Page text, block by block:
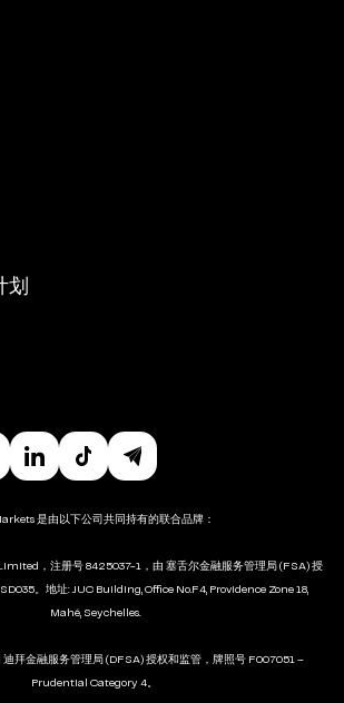
划
是由以下公司共同持有的联合品牌：
，注册号 8425037-1，由 塞舌尔金融服务管理局 (FSA) 授
。地址: JUC Building, Office No.F4, Providence Zone 18,
Mahé, Seychelles.
拜金融服务管理局 (DFSA) 授权和监管，牌照号 F007051 –
Prudential Category 4。